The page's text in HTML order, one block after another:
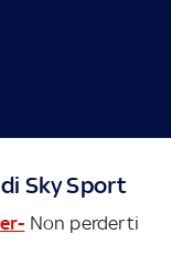
Sky Sport
Non perderti